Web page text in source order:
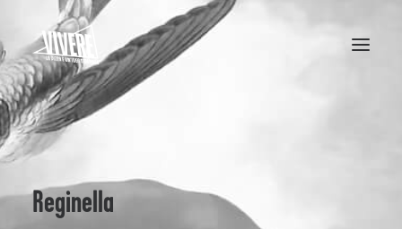
HOME
MENU
Reginella